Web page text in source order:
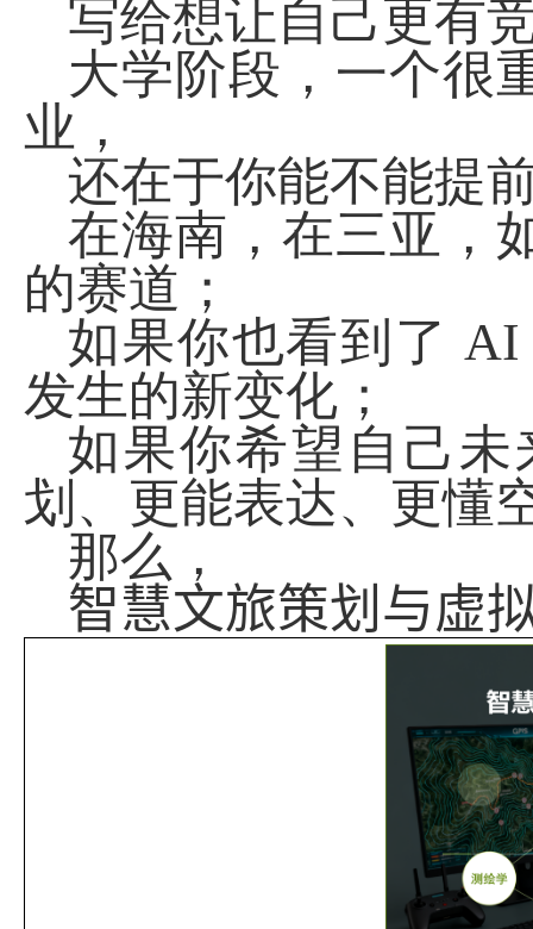
写给想让自己更有
大学阶段，一个很
业，
还在于你能不能提
在海南，在三亚，
的赛道；
如果你也看到了
发生的新变化；
如果你希望自己
划、更能表达、更
那么，
智慧文旅策划与虚